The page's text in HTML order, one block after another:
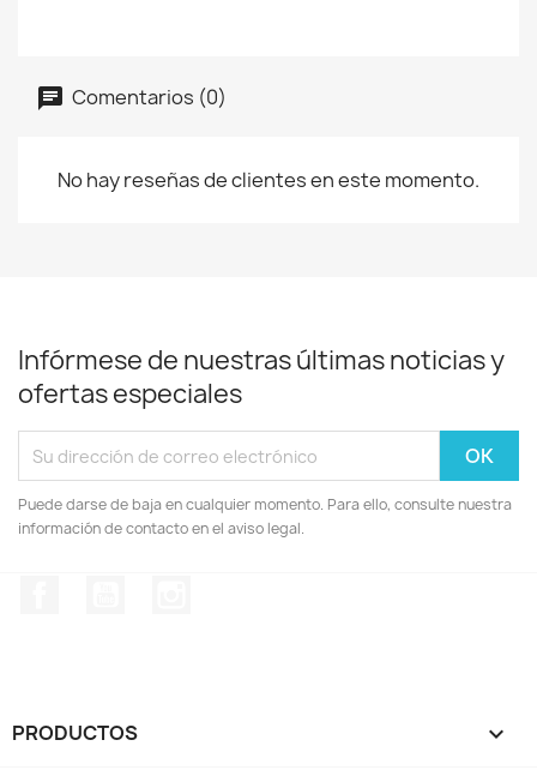
Comentarios (0)
No hay reseñas de clientes en este momento.
Infórmese de nuestras últimas noticias y
ofertas especiales
Puede darse de baja en cualquier momento. Para ello, consulte nuestra
información de contacto en el aviso legal.
PRODUCTOS 